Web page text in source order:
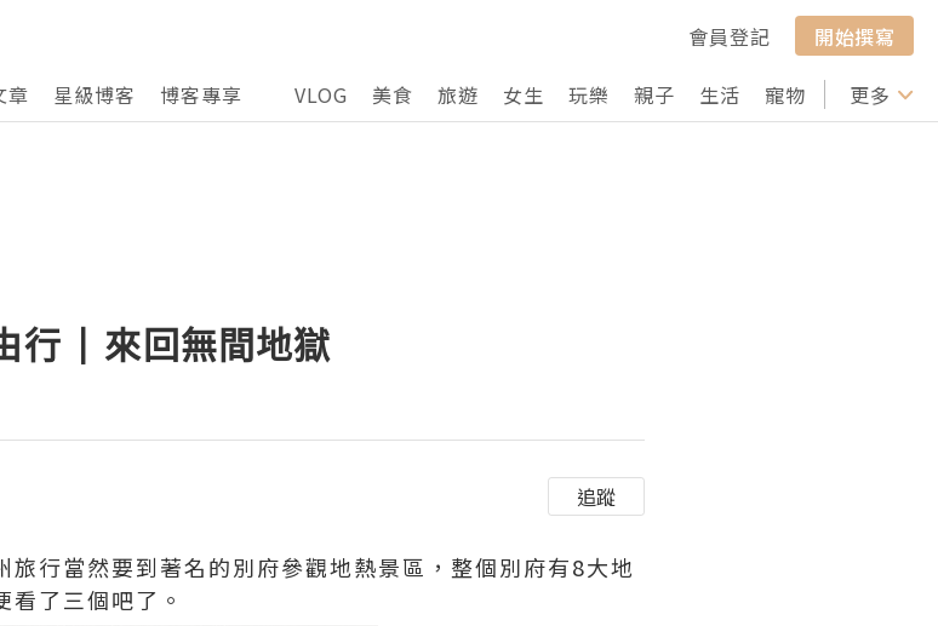
會員登記
開始撰寫
章 星級博客 博客專享 VLOG 美食 旅遊 女生 玩樂 親子 生活 寵物 行山 打卡
更多
行 | 來回無間地獄
追蹤
旅行當然要到著名的別府參觀地熱景區，整個別府有8大地
了三個吧了。